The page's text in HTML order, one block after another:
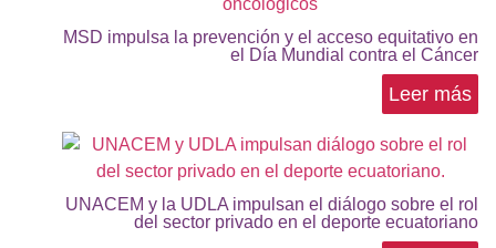
MSD impulsa la prevención y el acceso equitativo en
el Día Mundial contra el Cáncer
Leer más
UNACEM y la UDLA impulsan el diálogo sobre el rol
del sector privado en el deporte ecuatoriano